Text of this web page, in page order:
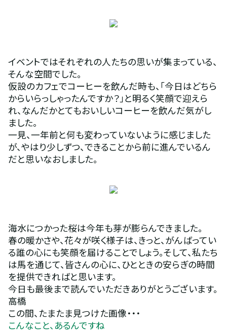
イベントではそれぞれの人たちの思いが集まっている、
そんな空間でした。
仮設のカフェでコーヒーを飲んだ時も、「今日はどちら
からいらっしゃったんですか？」と明るく笑顔で迎えら
れ、なんだかとてもおいしいコーヒーを飲んだ気がし
ました。
一見、一年前と何も変わっていないように感じました
が、やはり少しずつ、できることから前に進んでいるん
だと思いなおしました。
海水につかった桜は今年も芽が膨らんできました。
春の暖かさや、花々が咲く様子は、きっと、がんばってい
る誰の心にも笑顔を届けることでしょう。そして、私たち
は馬を通じて、皆さんの心に、ひとときの安らぎの時間
を提供できればと思います。
今日も最後まで読んでいただきありがとうございます。
高橋
この間、たまたま見つけた画像・・・
こんなこと、あるんですね